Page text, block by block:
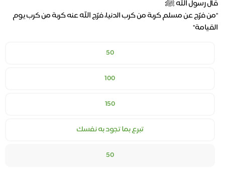
"من فرّج عن مسلم كربة من كرب الدنيا، فرّج الله عنه كربة من كرب يوم
القيامة"
50
100
150
تبرع بما تجود به نفسك
50